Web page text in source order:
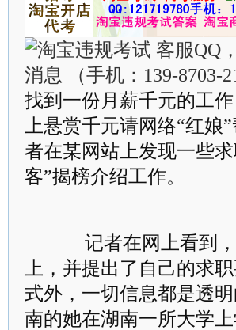
找到一份月薪千元的工
上悬赏千元请网络“红
者在某网站上发现一些
客”揭榜介绍工作。
记者在网上看到，“
上，并提出了自己的求
式外，一切信息都是透
南的她在湖南一所大学